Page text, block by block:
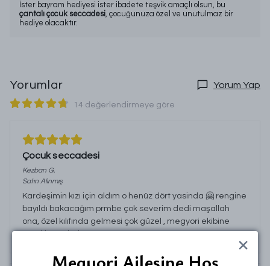
İster bayram hediyesi ister ibadete teşvik amaçlı olsun, bu
çantalı çocuk seccadesi, çocuğunuza özel ve unutulmaz bir
hediye olacaktır.
Yorumlar Yorum Yap
14 değerlendirmeye göre
Çocuk seccadesi
Kezban G.
Satın Alınmış
Kardeşimin kızı için aldım o henüz dört yasinda 🤗 rengine
bayıldı bakacağım prmbe çok severim dedi maşallah
ona, özel kılıfında gelmesi çok güzel , megyori ekibine